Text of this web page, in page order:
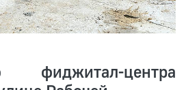
фиджитал-центра